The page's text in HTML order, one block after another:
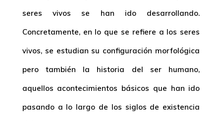
seres vivos se han ido desarrollando.
Concretamente, en lo que se refiere a los seres
vivos, se estudian su configuración morfológica
pero también la historia del ser humano,
aquellos acontecimientos básicos que han ido
pasando a lo largo de los siglos de existencia